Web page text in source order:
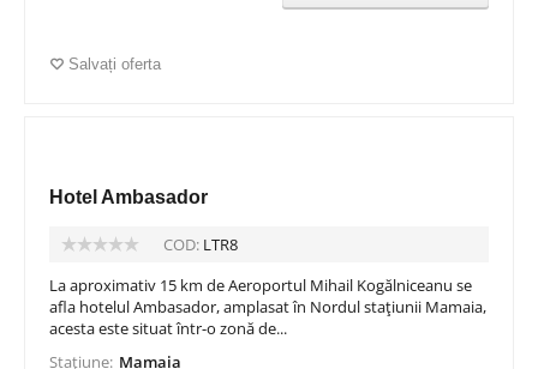
Salvați oferta
Hotel Ambasador
COD: LTR8
La aproximativ 15 km de Aeroportul Mihail Kogălniceanu se
afla hotelul Ambasador, amplasat în Nordul stațiunii Mamaia,
acesta este situat într-o zonă de...
Stațiune: Mamaia